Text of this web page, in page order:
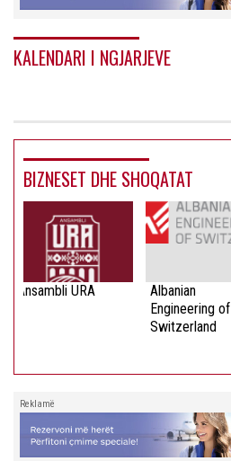
KALENDARI I NGJARJEVE
BIZNESET DHE SHOQATAT
Ansambli URA
Albanian
Engineering of
Switzerland
Reklamë